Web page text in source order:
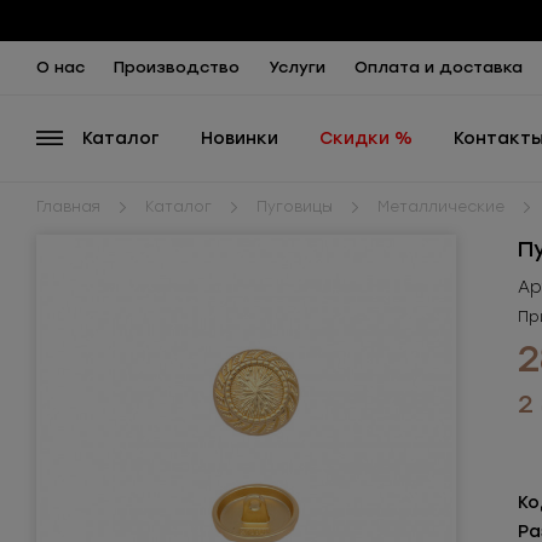
О нас Производство Услуги Оплата и доставка
Каталог Новинки Скидки % Контакты
Главная Каталог Пуговицы Металлические
2